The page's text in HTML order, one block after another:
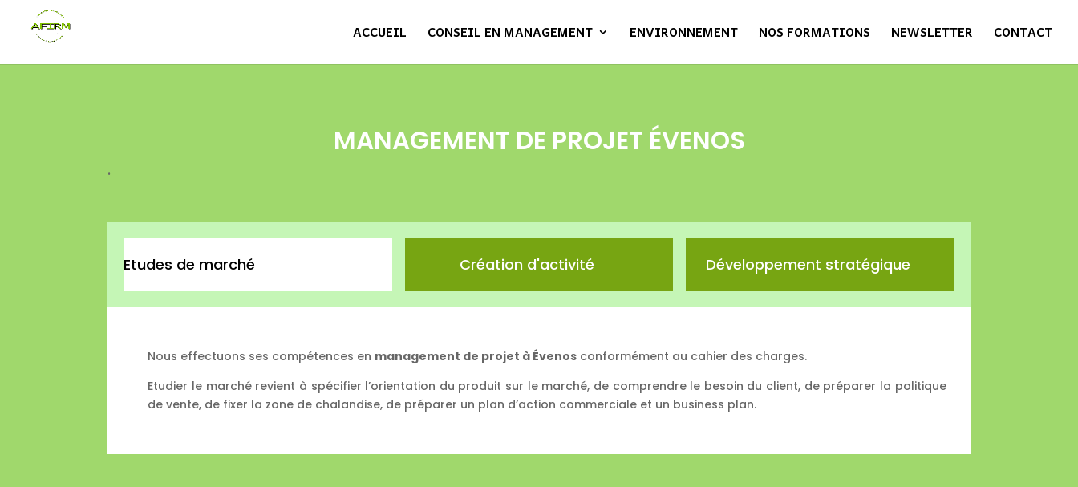
ACCUEIL CONSEIL EN MANAGEMENT ENVIRONNEMENT NOS FORMATIONS NEWSLETTER CONTACT
MANAGEMENT DE PROJET ÉVENOS
.
Etudes de marché Création d'activité Développement stratégique
Nous effectuons ses compétences en management de projet à Évenos conformément au cahier des charges.
Etudier le marché revient à spécifier l’orientation du produit sur le marché, de comprendre le besoin du client, de préparer la politique
de vente, de fixer la zone de chalandise, de préparer un plan d’action commerciale et un business plan.